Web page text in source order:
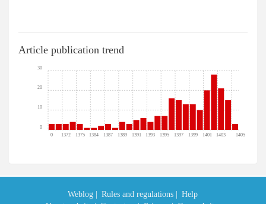
Article publication trend
0 1372 1375 1384 1387 1389 1391 1393 1395 1397 1399 1401 1403 1405
0
10
20
30
Weblog | Rules and regulations |
Help